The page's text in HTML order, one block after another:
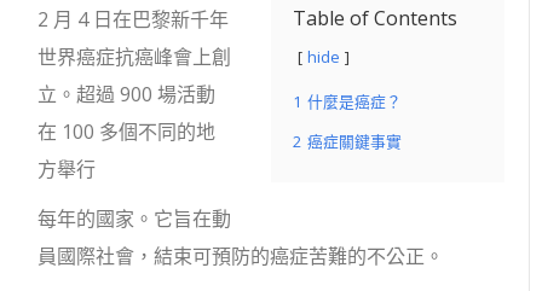
Table of Contents
hide
1 什麼是癌症？
2 癌症關鍵事實
2 月 4 日在巴黎新千年
世界癌症抗癌峰會上創
立。超過 900 場活動
在 100 多個不同的地
方舉行
每年的國家。它旨在動
員國際社會，結束可預防的癌症苦難的不公正。